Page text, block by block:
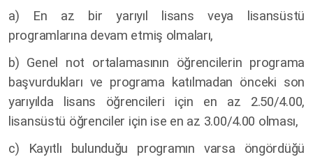
a) En az bir yarıyıl lisans veya lisansüstü
programlarına devam etmiş olmaları,
b) Genel not ortalamasının öğrencilerin programa
başvurdukları ve programa katılmadan önceki son
yarıyılda lisans öğrencileri için en az 2.50/4.00,
lisansüstü öğrenciler için ise en az 3.00/4.00 olması,
c) Kayıtlı bulunduğu programın varsa öngördüğü